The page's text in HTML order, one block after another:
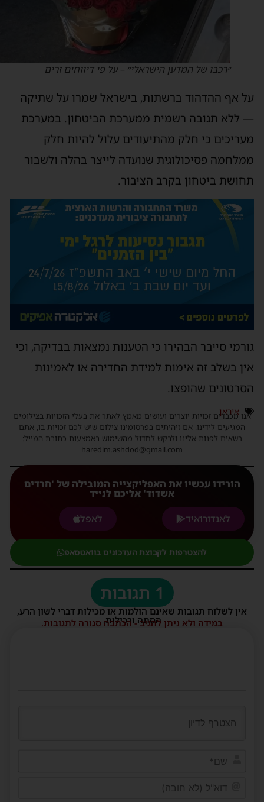
״רכבו של המדען הישראלי״ – על פי דיווחים זרים
אף ההדהוד ברשתות, בישראל שמרו על שתיקה
ללא תגובה רשמית ממערכת הביטחון. במערכת
כי חלק מהתיעודים עלול להיות חלק
פסיכולוגית שנועדה לייצר בהלה ולשבור
ביטחון בקרב הציבור.
סייבר הבהירו כי הטענות נמצאות בבדיקה, וכי
בשלב זה אימות למידת החדירה או לאמינות
שהופצו.
איראן
אנו מכבדים זכויות יוצרים ועושים מאמץ לאתר את בעלי הזכויות בצילומים
המגיעים לידינו. אם זיהיתים בפרסומינו צילום שיש לכם זכויות בו, אתם
רשאים לפנות אלינו ולבקש לחדול מהשימוש באמצעות כתובת המייל:
haredim.ashdod@gmail.com
הורידו עכשיו את האפליקצייה המובילה של 'חרדים
אשדוד' אליכם לנייד
לאנדורואיד
לאפל
להצטרפות לקבוצת העדכונים בוואטסאפ
1 תגובות
אין לשלוח תגובות שאינם הולמות או מכילות דברי לשון הרע,
הסתה ורכילות.
במידה ולא ניתן להגיב - הכתבה סגורה לתגובות.